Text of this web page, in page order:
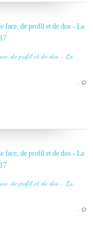
face, de profil et de dos - La
…
face, de profil et de dos - La
…